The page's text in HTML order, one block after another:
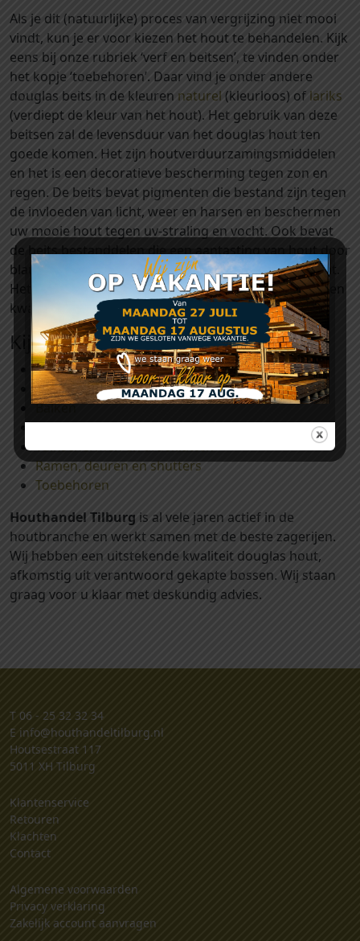
m
a
a
n
t
a
l
Als je dit (natuurlijke) proces van vergrijzing niet mooi
vindt, kun je er voor kiezen het hout te behandelen. Kijk
eens bij onze rubriek ‘verf en beitsen’, te vinden onder
het kopje ‘toebehoren’. Daar vind je onder andere
douglas beits in de kleuren naturel (kleurloos) of lariks
(verdiept de kleur van het hout). Het gebruik van deze
beitsen zal de levensduur van het douglas hout ten
goede komen. Het zijn houtverduurzamingsmiddelen
en het is een decoratieve bescherming tegen zon en
regen. De beits bevat pigmenten die bestand zijn tegen
de invloeden van licht, weer en harsen en beschermen
uw mooie hout tegen uv-straling en vocht. Ook bevat
de beits bestanddelen die een aantasting van hout door
blauw- en houtrot verwekkende schimmels voorkomt.
Het aanbrengen is vrij eenvoudig, de beits kan met een
kwast opgezet worden.
Kijk ook eens bij:
Palen
Regels en ribben
Balken
Profielplanken
Tuinschermen en afdeklatten
Ramen, deuren en shutters
Toebehoren
Houthandel Tilburg is al vele jaren actief in de
houtbranche en werkt samen met de beste zagerijen.
Wij hebben een uitstekende kwaliteit douglas hout,
afkomstig uit verantwoord gekapte bossen. Wij staan
graag voor u klaar met deskundig advies.
T 06 - 25 32 32 34
E info@houthandeltilburg.nl
Houtsestraat 117
5011 XH Tilburg
Klantenservice
Retouren
Klachten
Contact
Algemene voorwaarden
Privacy verklaring
Zakelijk account aanvragen